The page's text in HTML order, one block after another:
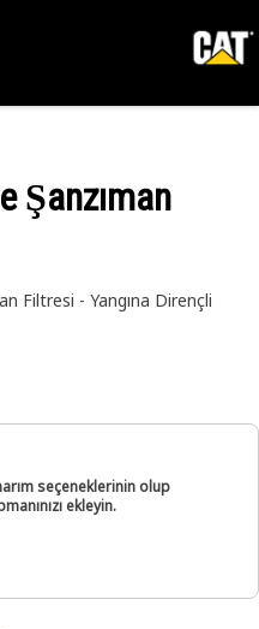
Şanzıman
Filtresi - Yangına Dirençli
seçeneklerinin olup
ekleyin.